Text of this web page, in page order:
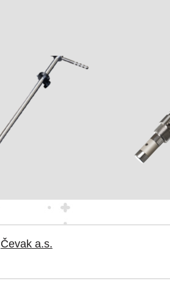
Čevak a.s.